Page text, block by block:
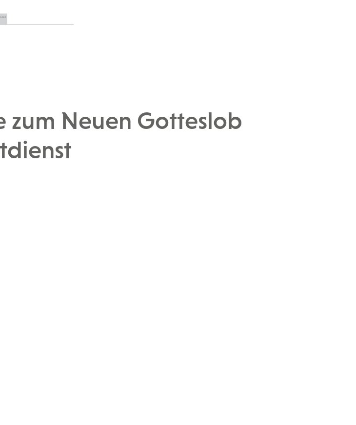
zum Neuen Gotteslob